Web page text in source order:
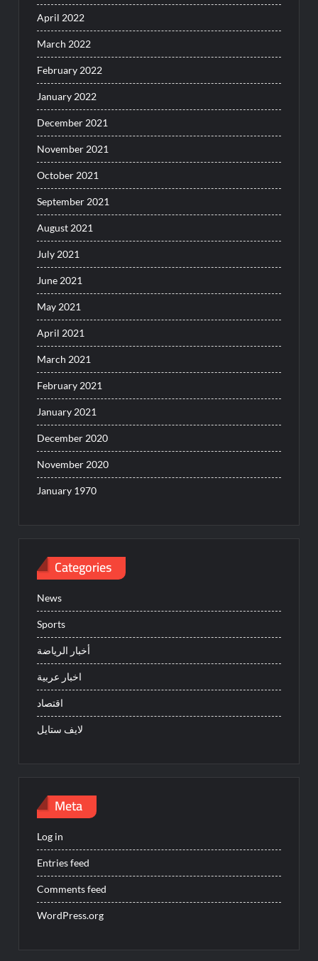
April 2022
March 2022
February 2022
January 2022
December 2021
November 2021
October 2021
September 2021
August 2021
July 2021
June 2021
May 2021
April 2021
March 2021
February 2021
January 2021
December 2020
November 2020
January 1970
Categories
News
Sports
أخبار الرياضة
اخبار عربية
اقتصاد
لايف ستايل
Meta
Log in
Entries feed
Comments feed
WordPress.org